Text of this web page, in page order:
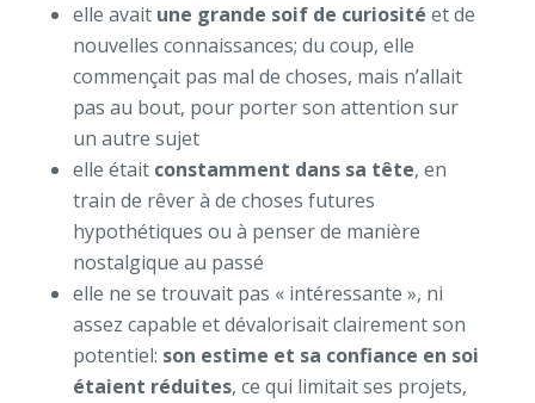
elle avait une grande soif de curiosité et de
nouvelles connaissances; du coup, elle
commençait pas mal de choses, mais n’allait
pas au bout, pour porter son attention sur
un autre sujet
elle était constamment dans sa tête, en
train de rêver à de choses futures
hypothétiques ou à penser de manière
nostalgique au passé
elle ne se trouvait pas « intéressante », ni
assez capable et dévalorisait clairement son
potentiel: son estime et sa confiance en soi
étaient réduites, ce qui limitait ses projets,